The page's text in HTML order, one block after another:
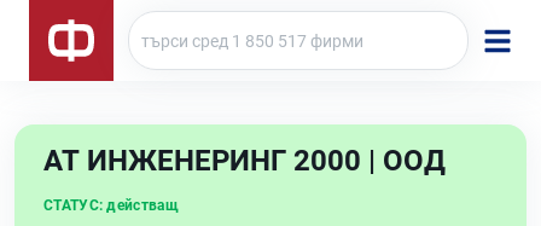
АТ ИНЖЕНЕРИНГ 2000 | ООД
СТАТУС: действащ